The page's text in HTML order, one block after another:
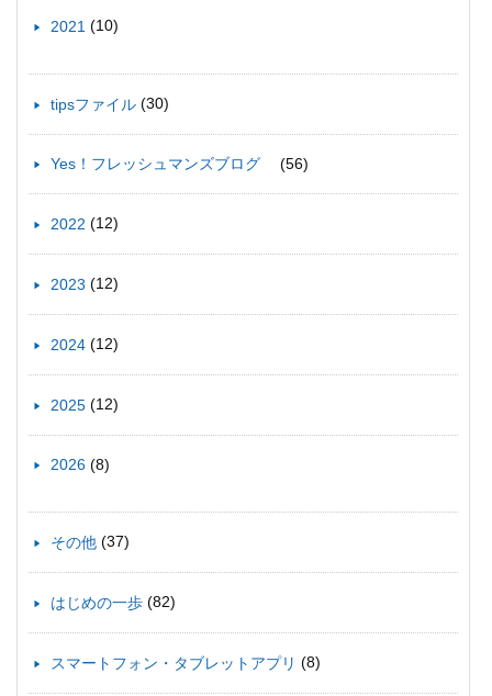
2021 (10)
tipsファイル (30)
Yes！フレッシュマンズブログ (56)
2022 (12)
2023 (12)
2024 (12)
2025 (12)
2026 (8)
その他 (37)
はじめの一歩 (82)
スマートフォン・タブレットアプリ (8)